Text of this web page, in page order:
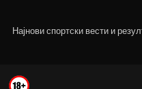
Најнови спортски вести и